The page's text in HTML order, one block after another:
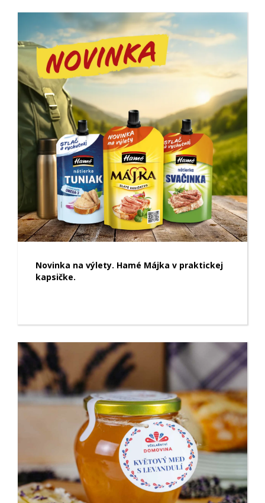
Novinka na výlety. Hamé Májka v praktickej
kapsičke.